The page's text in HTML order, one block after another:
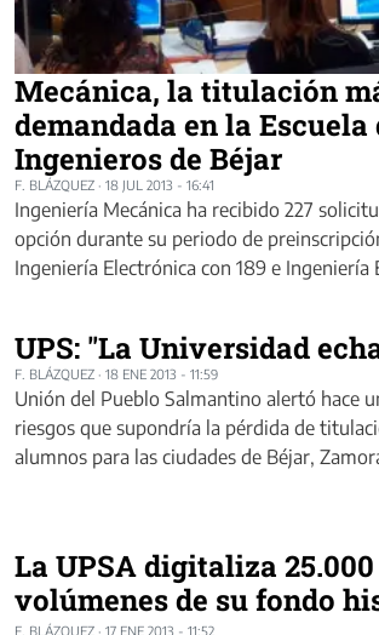
Mecánica, la titulación
demandada en la Escuela
Ingenieros de Béjar
F. BLÁZQUEZ · 18 JUL 2013 - 16:41
Ingeniería Mecánica ha recibido 227
opción durante su periodo de
Ingeniería Electrónica con 189 e Ingeniería
UPS: "La Universidad
F. BLÁZQUEZ · 18 ENE 2013 - 11:59
Unión del Pueblo Salmantino alertó hace
riesgos que supondría la pérdida de
alumnos para las ciudades de Béjar,
La UPSA digitaliza 25.000
volúmenes de su fondo
F. BLÁZQUEZ · 17 ENE 2013 - 11:52